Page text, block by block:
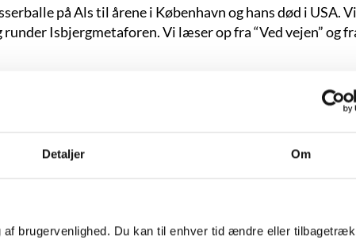
Detaljer Om
brugervenlighed. Du kan til enhver tid ændre eller
på Als til årene i København og hans død i USA.
Isbjergmetaforen. Vi læser op fra “Ved vejen” og